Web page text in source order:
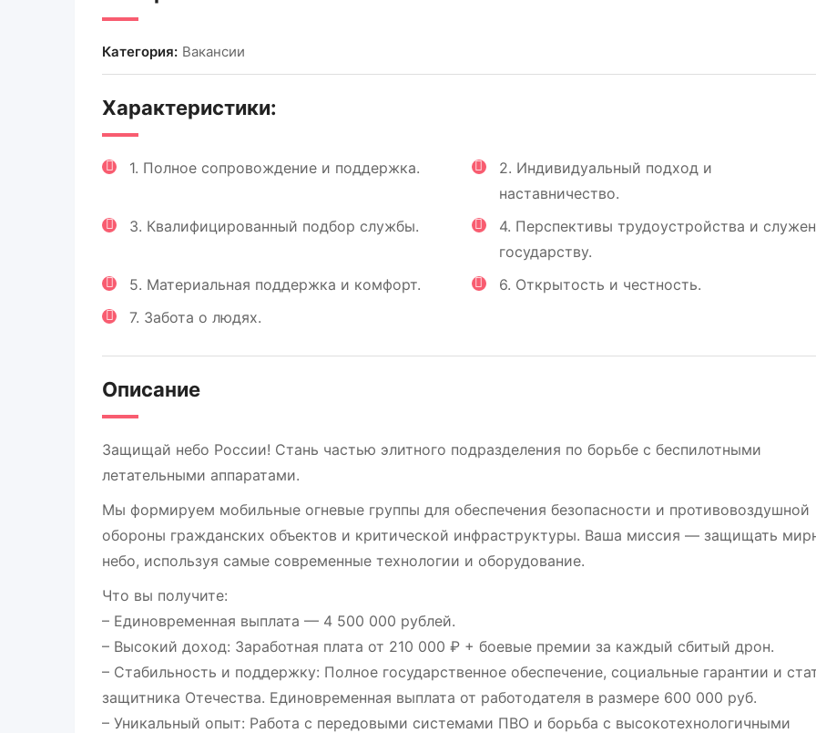
Категория: Вакансии
Характеристики:
1. Полное сопровождение и поддержка.
2. Индивидуальный подход и
наставничество.
3. Квалифицированный подбор службы.
4. Перспективы трудоустройства и
государству.
5. Материальная поддержка и комфорт.
6. Открытость и честность.
7. Забота о людях.
Описание
Защищай небо России! Стань частью элитного подразделения по борьбе с беспилотными
летательными аппаратами.
Мы формируем мобильные огневые группы для обеспечения безопасности и противовоздушной
обороны гражданских объектов и критической инфраструктуры. Ваша миссия — защищать
небо, используя самые современные технологии и оборудование.
Что вы получите:
– Единовременная выплата — 4 500 000 рублей.
– Высокий доход: Заработная плата от 210 000 ₽ + боевые премии за каждый сбитый дрон.
– Стабильность и поддержку: Полное государственное обеспечение, социальные гарантии и
защитника Отечества. Единовременная выплата от работодателя в размере 600 000 руб.
– Уникальный опыт: Работа с передовыми системами ПВО и борьба с высокотехнологичными